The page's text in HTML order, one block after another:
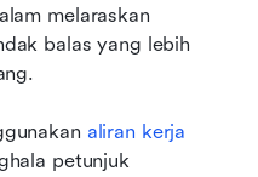
melaraskan
balas yang lebih
aliran kerja
petunjuk